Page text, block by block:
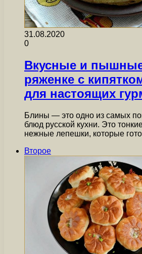
31.08.2020
0
Вкусные и
ряженке с
для настоящих
Блины — это одно из самых
блюд русской кухни. Это
нежные лепешки, которые
Второе